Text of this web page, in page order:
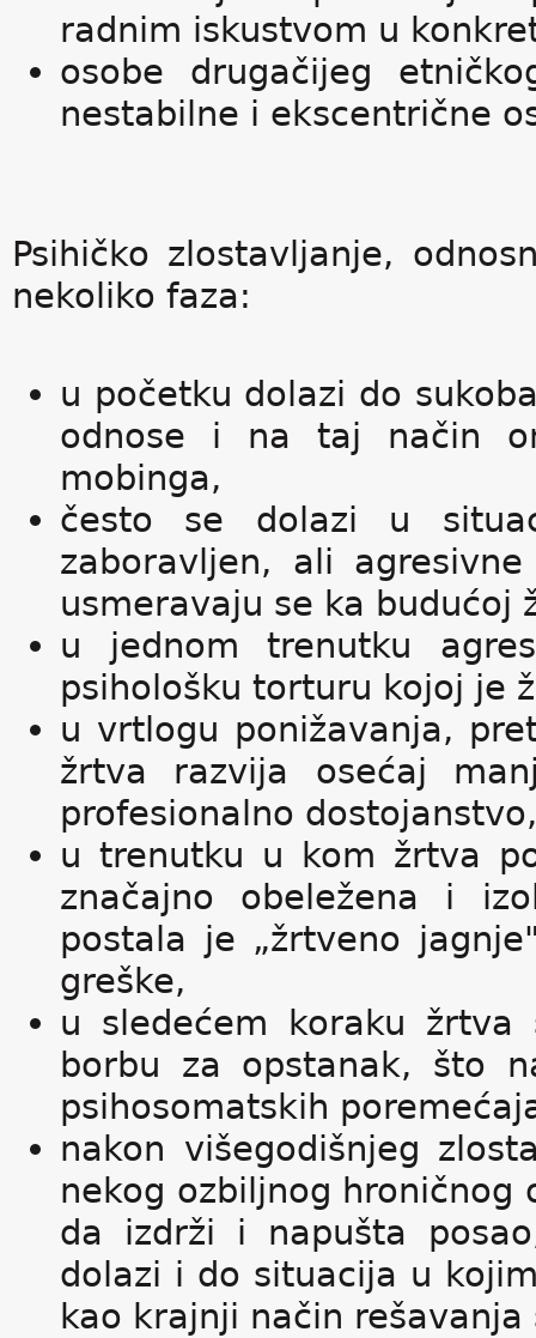
radnim iskustvom u
osobe drugačijeg
nestabilne i ekscentrične
Psihičko zlostavljanje,
nekoliko faza:
u početku dolazi do
odnose i na taj način
mobinga,
često se dolazi u
zaboravljen, ali
usmeravaju se ka budućoj
u jednom trenutku
psihološku torturu kojoj je
u vrtlogu ponižavanja,
žrtva razvija osećaj
profesionalno dostojanstvo,
u trenutku u kom žrtva
značajno obeležena i
postala je „žrtveno
greške,
u sledećem koraku
borbu za opstanak, što
psihosomatskih
nakon višegodišnjeg
nekog ozbiljnog hroničnog
da izdrži i napušta
dolazi i do situacija u
kao krajnji način